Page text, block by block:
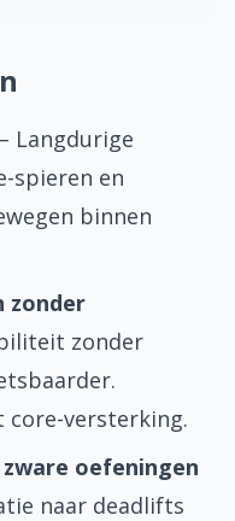
– Langdurige
spieren en
binnen
zonder
zonder
core-versterking.
oefeningen
naar deadlifts